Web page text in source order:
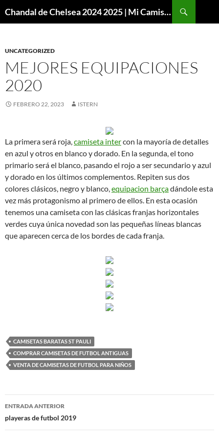
Chandal de Chelsea 2024 2025 | Mi Camiseta Futbol
UNCATEGORIZED
MEJORES EQUIPACIONES
2020
FEBRERO 22, 2023 ISTERN
La primera será roja,camiseta intercon la mayoría de detalles
en azul y otros en blanco y dorado. En la segunda, el tono
primario será el blanco, pasando el rojo a ser secundario y azul
y dorado en los últimos complementos. Repiten sus dos
colores clásicos, negro y blanco,equipacion barçadándole esta
vez más protagonismo al primero de ellos. En esta ocasión
tenemos una camiseta con las clásicas franjas horizontales
verdes cuya única novedad son las pequeñas líneas blancas
que aparecen cerca de los bordes de cada franja.
CAMISETAS BARATAS ST PAULI
COMPRAR CAMISETAS DE FUTBOL ANTIGUAS
VENTA DE CAMISETAS DE FUTBOL PARA NIÑOS
Navegación
de
ENTRADA ANTERIOR
playeras de futbol 2019